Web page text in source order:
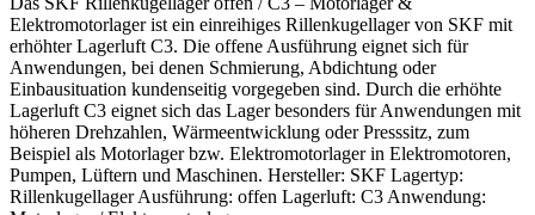
Elektromotorlager ist ein einreihiges Rillenkugellager von SKF mit
erhöhter Lagerluft C3. Die offene Ausführung eignet sich für
Anwendungen, bei denen Schmierung, Abdichtung oder
Einbausituation kundenseitig vorgegeben sind. Durch die erhöhte
Lagerluft C3 eignet sich das Lager besonders für Anwendungen mit
höheren Drehzahlen, Wärmeentwicklung oder Presssitz, zum
Beispiel als Motorlager bzw. Elektromotorlager in Elektromotoren,
Pumpen, Lüftern und Maschinen. Hersteller: SKF Lagertyp:
Rillenkugellager Ausführung: offen Lagerluft: C3 Anwendung: